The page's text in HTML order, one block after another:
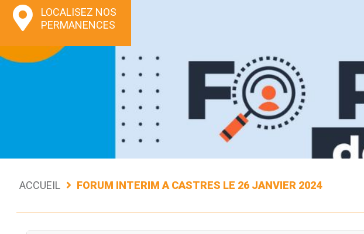
LOCALISEZ NOS
PERMANENCES
ACCUEIL FORUM INTERIM A CASTRES LE 26 JANVIER 2024